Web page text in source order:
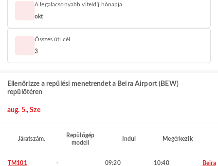
A legalacsonyabb viteldíj hónapja
okt
Összes úti cél
3
Ellenőrizze a repülési menetrendet a Beira Airport (BEW)
repülőtéren
aug. 5., Sze
Járatszám.
Repülőgép
modell
Indul Megérkezik
TM101 - 09:20 10:40 Beira